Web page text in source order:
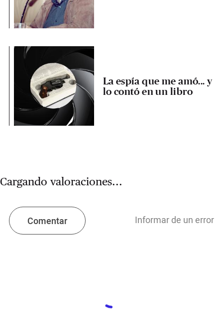
La espía que me amó... y
lo contó en un libro
Cargando valoraciones...
Comentar Informar de un error